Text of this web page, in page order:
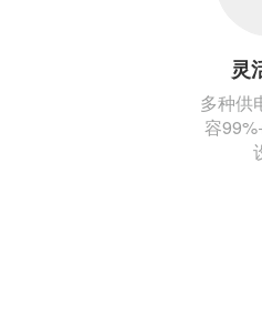
灵
多种供
容